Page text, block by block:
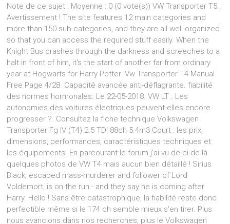
Note de ce sujet : Moyenne : 0 (0 vote(s)) VW Transporter T5 .
Avertissement ! The site features 12 main categories and
more than 150 sub-categories, and they are all well-organized
so that you can access the required stuff easily. When the
Knight Bus crashes through the darkness and screeches to a
halt in front of him, it's the start of another far from ordinary
year at Hogwarts for Harry Potter. Vw Transporter T4 Manual
Free Page 4/28. Capacité avancée anti-déflagrante. fiabilité
des normes hormonales. Le 22-05-2018. VW LT . Les
autonomies des voitures électriques peuvent-elles encore
progresser ?. Consultez la fiche technique Volkswagen
Transporter Fg IV (T4) 2.5 TDI 88ch 5.4m3 Court : les prix,
dimensions, performances, caractéristiques techniques et
les équipements. En parcourant le forum j'ai vu de ci de là
quelques photos de VW T4 mais aucun bien détaillé ! Sirius
Black, escaped mass-murderer and follower of Lord
Voldemort, is on the run - and they say he is coming after
Harry. Hello ! Sans être catastrophique, la fiabilité reste donc
perfectible même si le 174 ch semble mieux s'en tirer. Plus
nous avancions dans nos recherches, plus le Volkswagen